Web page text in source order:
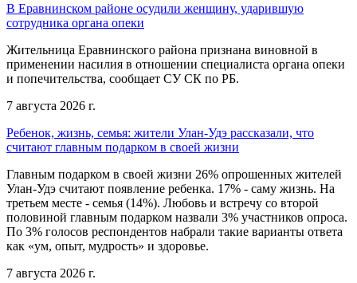
В Еравнинском районе осудили женщину, ударившую
сотрудника органа опеки
Жительница Еравнинского района признана виновной в
применении насилия в отношении специалиста органа опеки
и попечительства, сообщает СУ СК по РБ.
7 августа 2026 г.
Ребенок, жизнь, семья: жители Улан-Удэ рассказали, что
считают главным подарком в своей жизни
Главным подарком в своей жизни 26% опрошенных жителей
Улан-Удэ считают появление ребенка. 17% - саму жизнь. На
третьем месте - семья (14%). Любовь и встречу со второй
половиной главным подарком назвали 3% участников опроса.
По 3% голосов респондентов набрали такие варианты ответа
как «ум, опыт, мудрость» и здоровье.
7 августа 2026 г.